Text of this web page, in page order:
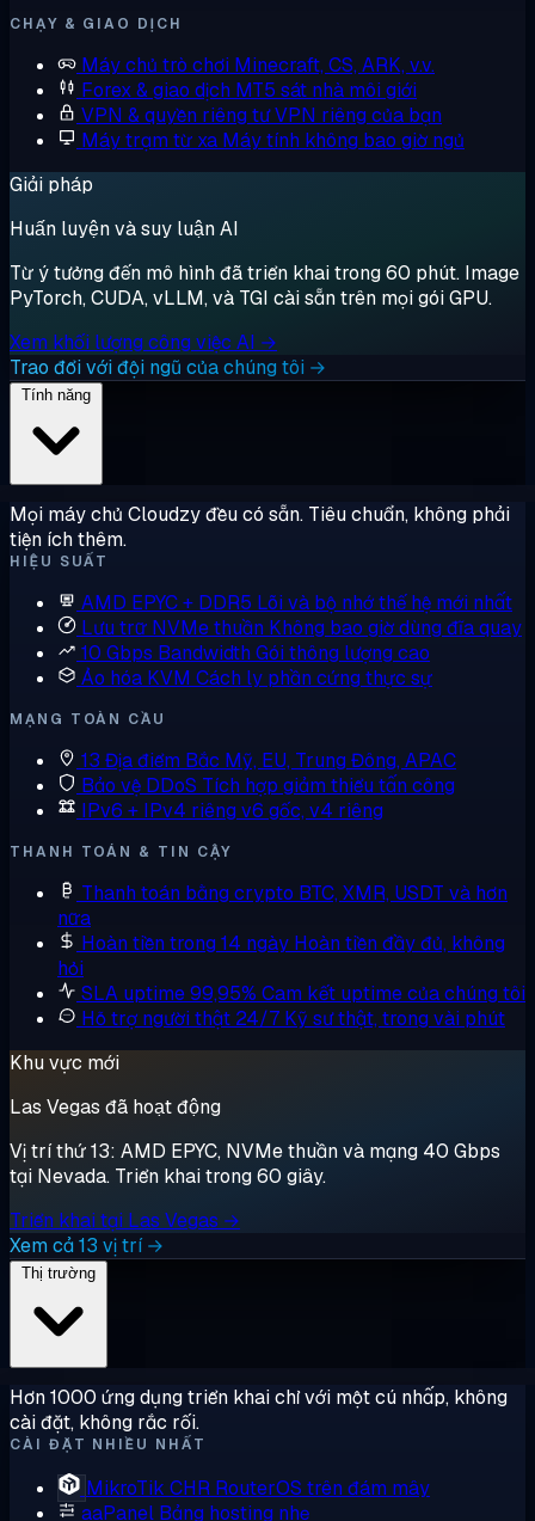
CHẠY & GIAO DỊCH
Máy chủ trò chơi Minecraft, CS, ARK, v.v.
Forex & giao dịch MT5 sát nhà môi giới
VPN & quyền riêng tưVPN riêng của bạn
Máy trạm từ xa Máy tính không bao giờ ngủ
Giải pháp
Huấn luyện và suy luận AI
Từ ý tưởng đến mô hình đã triển khai trong 60 phút. Image
PyTorch, CUDA, vLLM, và TGI cài sẵn trên mọi gói GPU.
Xem khối lượng công việc AI →
Trao đổi với đội ngũ của chúng tôi →
Mọi máy chủ Cloudzy đều có sẵn. Tiêu chuẩn, không phải
tiện ích thêm.
HIỆU SUẤT
AMD EPYC + DDR5 Lõi và bộ nhớ thế hệ mới nhất
Lưu trữ NVMe thuần Không bao giờ dùng đĩa quay
10 Gbps Bandwidth Gói thông lượng cao
Ảo hóa KVM Cách ly phần cứng thực sự
MẠNG TOÀN CẦU
13 Địa điểm Bắc Mỹ, EU, Trung Đông, APAC
Bảo vệ DDoS Tích hợp giảm thiểu tấn công
IPv6 + IPv4 riêng v6 gốc, v4 riêng
THANH TOÁN & TIN CẬY
Thanh toán bằng crypto BTC, XMR, USDT và hơn
nữa
Hoàn tiền trong 14 ngày Hoàn tiền đầy đủ, không
hỏi
SLA uptime 99,95% Cam kết uptime của chúng tôi
Hỗ trợ người thật 24/7 Kỹ sư thật, trong vài phút
Khu vực mới
Las Vegas đã hoạt động
Vị trí thứ 13: AMD EPYC, NVMe thuần và mạng 40 Gbps
tại Nevada. Triển khai trong 60 giây.
Triển khai tại Las Vegas →
Xem cả 13 vị trí →
Hơn 1000 ứng dụng triển khai chỉ với một cú nhấp, không
cài đặt, không rắc rối.
CÀI ĐẶT NHIỀU NHẤT
MikroTik CHR RouterOS trên đám mây
aaPanel Bảng hosting nhẹ